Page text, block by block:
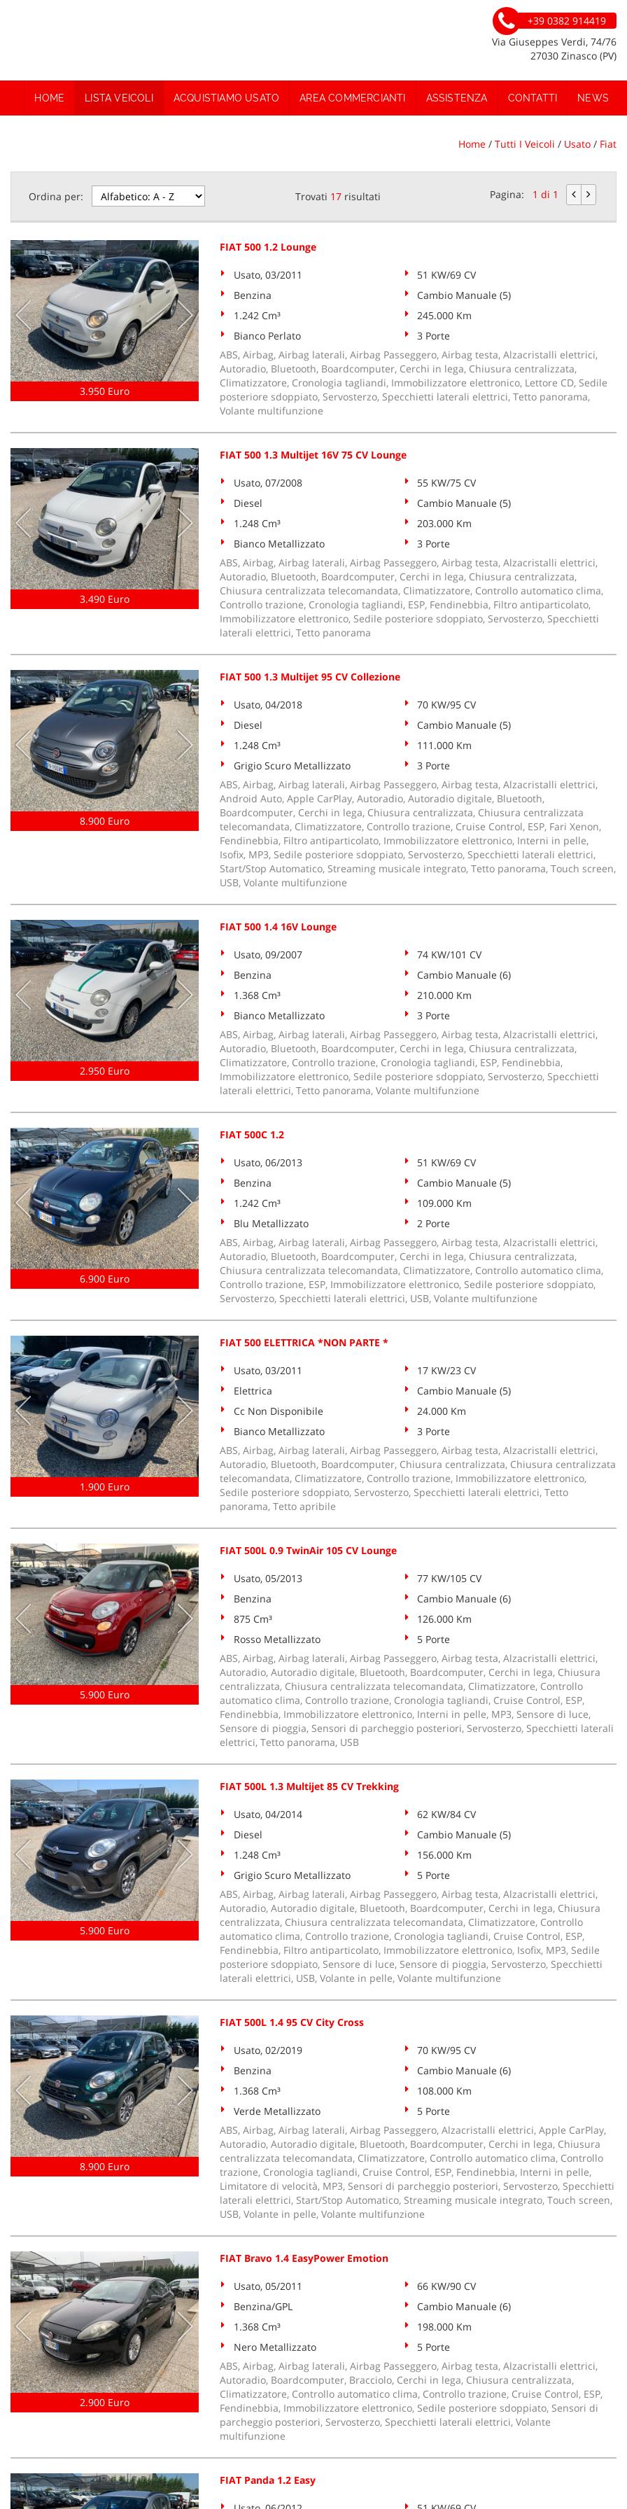
+39 0382 914419
Via Giuseppes Verdi, 74/76
27030 Zinasco (PV)
HOME LISTA VEICOLI ACQUISTIAMO USATO AREA COMMERCIANTI ASSISTENZA CONTATTI NEWS
Home / Tutti I Veicoli / Usato / Fiat
Ordina per: Trovati 17 risultati Pagina: 1 di 1
3.950 Euro
FIAT 500 1.2 Lounge
Usato, 03/2011
51 KW/69 CV
Benzina
Cambio Manuale (5)
1.242 Cm³
245.000 Km
Bianco Perlato
3 Porte
ABS, Airbag, Airbag laterali, Airbag Passeggero, Airbag testa, Alzacristalli elettrici,
Autoradio, Bluetooth, Boardcomputer, Cerchi in lega, Chiusura centralizzata,
Climatizzatore, Cronologia tagliandi, Immobilizzatore elettronico, Lettore CD, Sedile
posteriore sdoppiato, Servosterzo, Specchietti laterali elettrici, Tetto panorama,
Volante multifunzione
3.490 Euro
FIAT 500 1.3 Multijet 16V 75 CV Lounge
Usato, 07/2008
55 KW/75 CV
Diesel
Cambio Manuale (5)
1.248 Cm³
203.000 Km
Bianco Metallizzato
3 Porte
ABS, Airbag, Airbag laterali, Airbag Passeggero, Airbag testa, Alzacristalli elettrici,
Autoradio, Bluetooth, Boardcomputer, Cerchi in lega, Chiusura centralizzata,
Chiusura centralizzata telecomandata, Climatizzatore, Controllo automatico clima,
Controllo trazione, Cronologia tagliandi, ESP, Fendinebbia, Filtro antiparticolato,
Immobilizzatore elettronico, Sedile posteriore sdoppiato, Servosterzo, Specchietti
laterali elettrici, Tetto panorama
8.900 Euro
FIAT 500 1.3 Multijet 95 CV Collezione
Usato, 04/2018
70 KW/95 CV
Diesel
Cambio Manuale (5)
1.248 Cm³
111.000 Km
Grigio Scuro Metallizzato
3 Porte
ABS, Airbag, Airbag laterali, Airbag Passeggero, Airbag testa, Alzacristalli elettrici,
Android Auto, Apple CarPlay, Autoradio, Autoradio digitale, Bluetooth,
Boardcomputer, Cerchi in lega, Chiusura centralizzata, Chiusura centralizzata
telecomandata, Climatizzatore, Controllo trazione, Cruise Control, ESP, Fari Xenon,
Fendinebbia, Filtro antiparticolato, Immobilizzatore elettronico, Interni in pelle,
Isofix, MP3, Sedile posteriore sdoppiato, Servosterzo, Specchietti laterali elettrici,
Start/Stop Automatico, Streaming musicale integrato, Tetto panorama, Touch screen,
USB, Volante multifunzione
2.950 Euro
FIAT 500 1.4 16V Lounge
Usato, 09/2007
74 KW/101 CV
Benzina
Cambio Manuale (6)
1.368 Cm³
210.000 Km
Bianco Metallizzato
3 Porte
ABS, Airbag, Airbag laterali, Airbag Passeggero, Airbag testa, Alzacristalli elettrici,
Autoradio, Bluetooth, Boardcomputer, Cerchi in lega, Chiusura centralizzata,
Climatizzatore, Controllo trazione, Cronologia tagliandi, ESP, Fendinebbia,
Immobilizzatore elettronico, Sedile posteriore sdoppiato, Servosterzo, Specchietti
laterali elettrici, Tetto panorama, Volante multifunzione
6.900 Euro
FIAT 500C 1.2
Usato, 06/2013
51 KW/69 CV
Benzina
Cambio Manuale (5)
1.242 Cm³
109.000 Km
Blu Metallizzato
2 Porte
ABS, Airbag, Airbag laterali, Airbag Passeggero, Airbag testa, Alzacristalli elettrici,
Autoradio, Bluetooth, Boardcomputer, Cerchi in lega, Chiusura centralizzata,
Chiusura centralizzata telecomandata, Climatizzatore, Controllo automatico clima,
Controllo trazione, ESP, Immobilizzatore elettronico, Sedile posteriore sdoppiato,
Servosterzo, Specchietti laterali elettrici, USB, Volante multifunzione
1.900 Euro
FIAT 500 ELETTRICA *NON PARTE *
Usato, 03/2011
17 KW/23 CV
Elettrica
Cambio Manuale (5)
Cc Non Disponibile
24.000 Km
Bianco Metallizzato
3 Porte
ABS, Airbag, Airbag laterali, Airbag Passeggero, Airbag testa, Alzacristalli elettrici,
Autoradio, Bluetooth, Boardcomputer, Chiusura centralizzata, Chiusura centralizzata
telecomandata, Climatizzatore, Controllo trazione, Immobilizzatore elettronico,
Sedile posteriore sdoppiato, Servosterzo, Specchietti laterali elettrici, Tetto
panorama, Tetto apribile
5.900 Euro
FIAT 500L 0.9 TwinAir 105 CV Lounge
Usato, 05/2013
77 KW/105 CV
Benzina
Cambio Manuale (6)
875 Cm³
126.000 Km
Rosso Metallizzato
5 Porte
ABS, Airbag, Airbag laterali, Airbag Passeggero, Airbag testa, Alzacristalli elettrici,
Autoradio, Autoradio digitale, Bluetooth, Boardcomputer, Cerchi in lega, Chiusura
centralizzata, Chiusura centralizzata telecomandata, Climatizzatore, Controllo
automatico clima, Controllo trazione, Cronologia tagliandi, Cruise Control, ESP,
Fendinebbia, Immobilizzatore elettronico, Interni in pelle, MP3, Sensore di luce,
Sensore di pioggia, Sensori di parcheggio posteriori, Servosterzo, Specchietti laterali
elettrici, Tetto panorama, USB
5.900 Euro
FIAT 500L 1.3 Multijet 85 CV Trekking
Usato, 04/2014
62 KW/84 CV
Diesel
Cambio Manuale (5)
1.248 Cm³
156.000 Km
Grigio Scuro Metallizzato
5 Porte
ABS, Airbag, Airbag laterali, Airbag Passeggero, Airbag testa, Alzacristalli elettrici,
Autoradio, Autoradio digitale, Bluetooth, Boardcomputer, Cerchi in lega, Chiusura
centralizzata, Chiusura centralizzata telecomandata, Climatizzatore, Controllo
automatico clima, Controllo trazione, Cronologia tagliandi, Cruise Control, ESP,
Fendinebbia, Filtro antiparticolato, Immobilizzatore elettronico, Isofix, MP3, Sedile
posteriore sdoppiato, Sensore di luce, Sensore di pioggia, Servosterzo, Specchietti
laterali elettrici, USB, Volante in pelle, Volante multifunzione
8.900 Euro
FIAT 500L 1.4 95 CV City Cross
Usato, 02/2019
70 KW/95 CV
Benzina
Cambio Manuale (6)
1.368 Cm³
108.000 Km
Verde Metallizzato
5 Porte
ABS, Airbag, Airbag laterali, Airbag Passeggero, Alzacristalli elettrici, Apple CarPlay,
Autoradio, Autoradio digitale, Bluetooth, Boardcomputer, Cerchi in lega, Chiusura
centralizzata telecomandata, Climatizzatore, Controllo automatico clima, Controllo
trazione, Cronologia tagliandi, Cruise Control, ESP, Fendinebbia, Interni in pelle,
Limitatore di velocità, MP3, Sensori di parcheggio posteriori, Servosterzo, Specchietti
laterali elettrici, Start/Stop Automatico, Streaming musicale integrato, Touch screen,
USB, Volante in pelle, Volante multifunzione
2.900 Euro
FIAT Bravo 1.4 EasyPower Emotion
Usato, 05/2011
66 KW/90 CV
Benzina/GPL
Cambio Manuale (6)
1.368 Cm³
198.000 Km
Nero Metallizzato
5 Porte
ABS, Airbag, Airbag laterali, Airbag Passeggero, Airbag testa, Alzacristalli elettrici,
Autoradio, Boardcomputer, Bracciolo, Cerchi in lega, Chiusura centralizzata,
Climatizzatore, Controllo automatico clima, Controllo trazione, Cruise Control, ESP,
Fendinebbia, Immobilizzatore elettronico, Sedile posteriore sdoppiato, Sensori di
parcheggio posteriori, Servosterzo, Specchietti laterali elettrici, Volante
multifunzione
FIAT Panda 1.2 Easy